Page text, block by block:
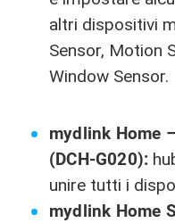
altri dispositivi
Sensor, Motion
Window Sensor.
mydlink Home
(DCH-G020):
unire tutti i
mydlink Home